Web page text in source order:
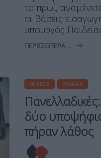
το πρωί,
οι βάσεις
υπουργός
ΠΕΡΙΣΣΌΤΕΡΑ ...
MIRROR ΕΛΛΆΔΑ
δύο
πήραν λάθος